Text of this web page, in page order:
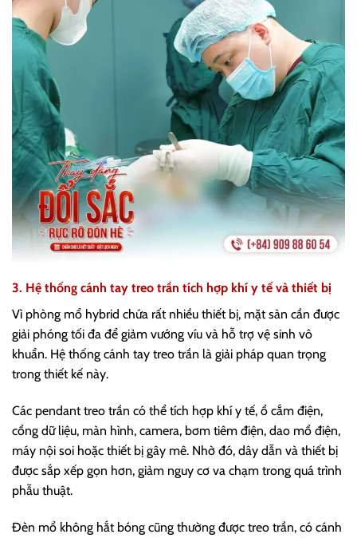
3. Hệ thống cánh tay treo trần tích hợp khí y tế và thiết bị
Vì phòng mổ hybrid chứa rất nhiều thiết bị, mặt sàn cần được
giải phóng tối đa để giảm vướng víu và hỗ trợ vệ sinh vô
khuẩn. Hệ thống cánh tay treo trần là giải pháp quan trọng
trong thiết kế này.
Các pendant treo trần có thể tích hợp khí y tế, ổ cắm điện,
cổng dữ liệu, màn hình, camera, bơm tiêm điện, dao mổ điện,
máy nội soi hoặc thiết bị gây mê. Nhờ đó, dây dẫn và thiết bị
được sắp xếp gọn hơn, giảm nguy cơ va chạm trong quá trình
phẫu thuật.
Đèn mổ không hắt bóng cũng thường được treo trần, có cánh